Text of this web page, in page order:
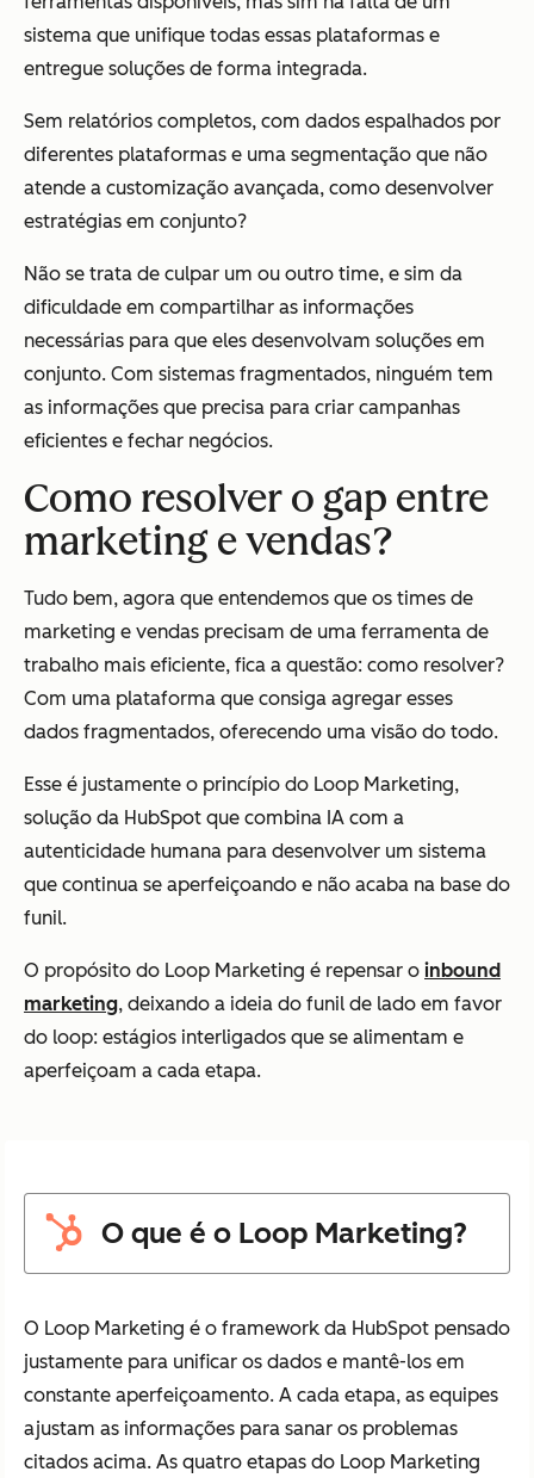
sistema que unifique todas essas plataformas e
entregue soluções de forma integrada.
Sem relatórios completos, com dados espalhados por
diferentes plataformas e uma segmentação que não
atende a customização avançada, como desenvolver
estratégias em conjunto?
Não se trata de culpar um ou outro time, e sim da
dificuldade em compartilhar as informações
necessárias para que eles desenvolvam soluções em
conjunto. Com sistemas fragmentados, ninguém tem
as informações que precisa para criar campanhas
eficientes e fechar negócios.
Como resolver o gap entre
marketing e vendas?
Tudo bem, agora que entendemos que os times de
marketing e vendas precisam de uma ferramenta de
trabalho mais eficiente, fica a questão: como resolver?
Com uma plataforma que consiga agregar esses
dados fragmentados, oferecendo uma visão do todo.
Esse é justamente o princípio do Loop Marketing,
solução da HubSpot que combina IA com a
autenticidade humana para desenvolver um sistema
que continua se aperfeiçoando e não acaba na base do
funil.
O propósito do Loop Marketing é repensar o inbound
marketing, deixando a ideia do funil de lado em favor
do loop: estágios interligados que se alimentam e
aperfeiçoam a cada etapa.
O que é o Loop Marketing?
O Loop Marketing é o framework da HubSpot pensado
justamente para unificar os dados e mantê-los em
constante aperfeiçoamento. A cada etapa, as equipes
ajustam as informações para sanar os problemas
citados acima. As quatro etapas do Loop Marketing